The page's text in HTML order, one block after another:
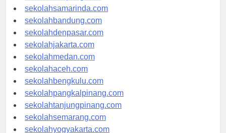
sekolahlampung.com
sekolahsamarinda.com
sekolahbandung.com
sekolahdenpasar.com
sekolahjakarta.com
sekolahmedan.com
sekolahaceh.com
sekolahbengkulu.com
sekolahpangkalpinang.com
sekolahtanjungpinang.com
sekolahsemarang.com